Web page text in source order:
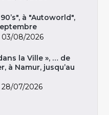
à "Autoworld",
03/08/2026
la Ville », … de
à Namur, jusqu’au
28/07/2026